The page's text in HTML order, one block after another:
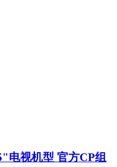
电视机型 官方CP组